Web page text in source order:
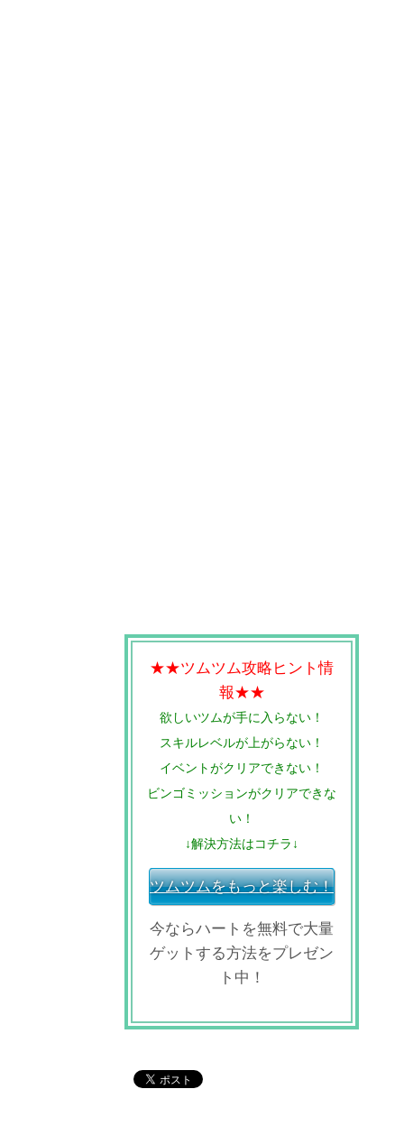
★★ツムツム攻略ヒント情
報★★
欲しいツムが手に入らない！
スキルレベルが上がらない！
イベントがクリアできない！
ビンゴミッションがクリアできな
い！
↓解決方法はコチラ↓
ツムツムをもっと楽しむ！
今ならハートを無料で大量
ゲットする方法をプレゼン
ト中！